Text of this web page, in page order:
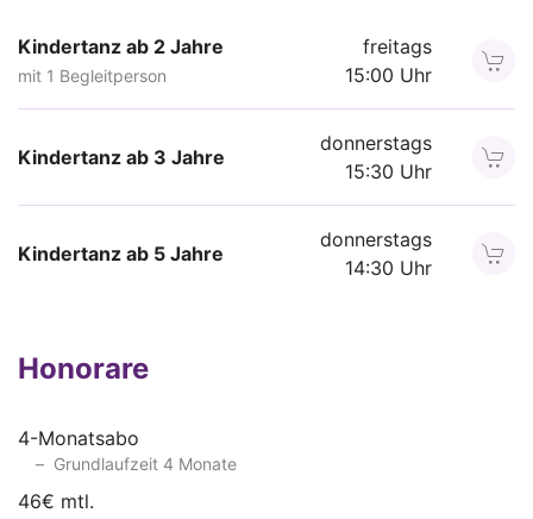
Kindertanz ab 2 Jahre
mit 1 Begleitperson
freitags
15:00 Uhr
Kindertanz ab 3 Jahre
donnerstags
15:30 Uhr
Kindertanz ab 5 Jahre
donnerstags
14:30 Uhr
Honorare
4-Monatsabo
Grundlaufzeit 4 Monate
46€ mtl.